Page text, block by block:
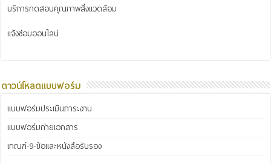
บริการทดสอบคุณภาพสิ่งแวดล้อม
แจ้งซ่อมออนไลน์
ดาวน์โหลดแบบฟอร์ม
แบบฟอร์มประเมินภาระงาน
แบบฟอร์มถ่ายเอกสาร
เกณฑ์-9-ข้อและหนังสือรับรอง